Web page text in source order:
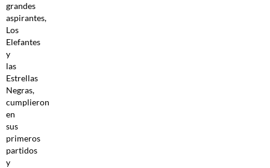
grandes
aspirantes,
Los
Elefantes
y
las
Estrellas
Negras,
cumplieron
en
sus
primeros
partidos
y